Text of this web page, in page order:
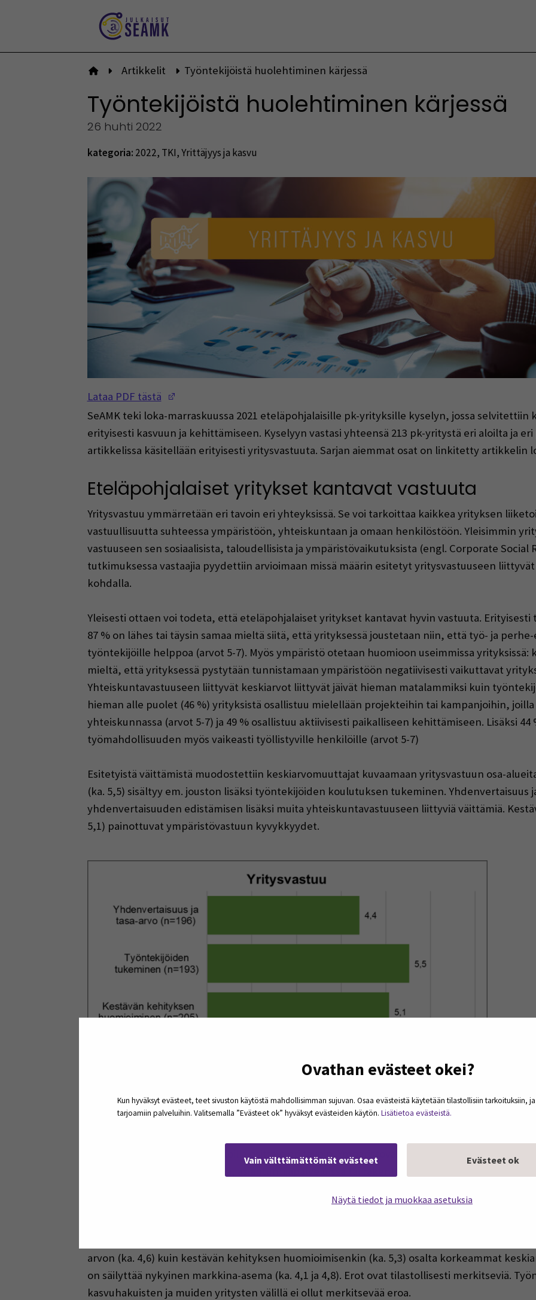
Ovathan evästeet okei?
Kun hyväksyt evästeet, teet sivuston käytöstä mahdollisimman sujuvan. Osaa evästeistä käytetään tilastollisiin tarkoituksiin,
tarjoamiin palveluihin. Valitsemalla ”Evästeet ok” hyväksyt evästeiden käytön. Lisätietoa evästeistä.
Vain välttämättömät evästeet Evästeet ok
Näytä tiedot ja muokkaa asetuksia
Etusivulle
Artikkelit Työntekijöistä huolehtiminen kärjessä
Työntekijöistä huolehtiminen kärjessä
26 huhti 2022
kategoria: 2022, TKI,Yrittäjyys ja kasvu
Lataa PDF tästä
SeAMK teki loka-marraskuussa 2021 eteläpohjalaisille pk-yrityksille kyselyn, jossa selvitettiin
erityisesti kasvuun ja kehittämiseen. Kyselyyn vastasi yhteensä 213 pk-yritystä eri aloilta ja
artikkelissa käsitellään erityisesti yritysvastuuta. Sarjan aiemmat osat on linkitetty artikkelin
Eteläpohjalaiset yritykset kantavat vastuuta
Yritysvastuu ymmärretään eri tavoin eri yhteyksissä. Se voi tarkoittaa kaikkea yrityksen
vastuullisuutta suhteessa ympäristöön, yhteiskuntaan ja omaan henkilöstöön. Yleisimmin
vastuuseen sen sosiaalisista, taloudellisista ja ympäristövaikutuksista (engl. Corporate Social
tutkimuksessa vastaajia pyydettiin arvioimaan missä määrin esitetyt yritysvastuuseen
kohdalla.
Yleisesti ottaen voi todeta, että eteläpohjalaiset yritykset kantavat hyvin vastuuta.
87 % on lähes tai täysin samaa mieltä siitä, että yrityksessä joustetaan niin, että työ- ja
työntekijöille helppoa (arvot 5-7). Myös ympäristö otetaan huomioon useimmissa yrityksissä:
mieltä, että yrityksessä pystytään tunnistamaan ympäristöön negatiivisesti vaikuttavat
Yhteiskuntavastuuseen liittyvät keskiarvot liittyvät jäivät hieman matalammiksi kuin
hieman alle puolet (46 %) yrityksistä osallistuu mielellään projekteihin tai kampanjoihin,
yhteiskunnassa (arvot 5-7) ja 49 % osallistuu aktiivisesti paikalliseen kehittämiseen. Lisäksi
työmahdollisuuden myös vaikeasti työllistyville henkilöille (arvot 5-7)
Esitetyistä väittämistä muodostettiin keskiarvomuuttajat kuvaamaan yritysvastuun osa-
(ka. 5,5) sisältyy em. jouston lisäksi työntekijöiden koulutuksen tukeminen. Yhdenvertaisuus
yhdenvertaisuuden edistämisen lisäksi muita yhteiskuntavastuuseen liittyviä väittämiä.
5,1) painottuvat ympäristövastuun kyvykkyydet.
Yritysvastuu ilmeni eri toimialoilla osittain eri tavoin. Ympäristövastuu painottui kaupan (ka.
selkeästi alhaisimmaksi (3,3) mahdollisesti alan sukupuolirakenteista johtuen.
arvon (ka. 4,6) kuin kestävän kehityksen huomioimisenkin (ka. 5,3) osalta korkeammat
on säilyttää nykyinen markkina-asema (ka. 4,1 ja 4,8). Erot ovat tilastollisesti merkitseviä.
kasvuhakuisten ja muiden yritysten välillä ei ollut merkitsevää eroa.